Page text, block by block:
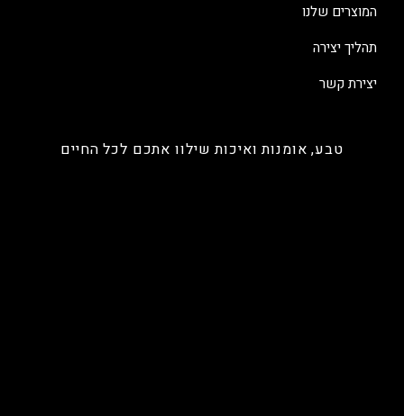
טבע, אומנות ואיכות שילוו אתכם לכל החיים
המוצרים שלנו
תהליך יצירה
יצירת קשר